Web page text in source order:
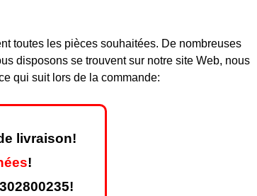
toutes les pièces souhaitées. De nombreuses
disposons se trouvent sur notre site Web, nous
qui suit lors de la commande:
livraison!
!